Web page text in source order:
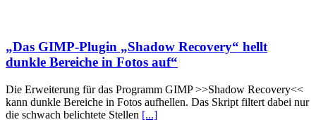
„Das GIMP-Plugin „Shadow Recovery“ hellt
dunkle Bereiche in Fotos auf“
Die Erweiterung für das Programm GIMP >>Shadow Recovery<<
kann dunkle Bereiche in Fotos aufhellen. Das Skript filtert dabei nur
die schwach belichtete Stellen [...]